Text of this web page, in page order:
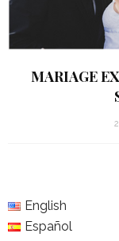
MARIAGE
English
Español